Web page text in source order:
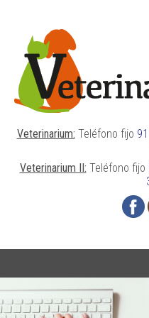
Veterinarium: Teléfono fijo
Veterinarium II: Teléfono fijo